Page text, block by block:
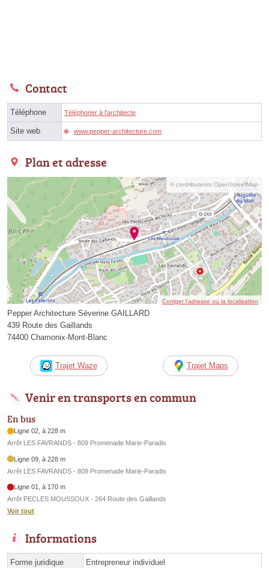
Contact
Téléphone Téléphoner à l'architecte
Site web www.pepper-architecture.com
Plan et adresse
© contributeurs OpenStreetMap
Corriger l’adresse ou la localisation
Pepper Architecture Séverine GAILLARD
439 Route des Gaillands
74400 Chamonix-Mont-Blanc
Trajet Waze Trajet Maps
Venir en transports en commun
En bus
Ligne 02, à 228 m
Arrêt LES FAVRANDS - 809 Promenade Marie-Paradis
Ligne 09, à 228 m
Arrêt LES FAVRANDS - 809 Promenade Marie-Paradis
Ligne 01, à 170 m
Arrêt PECLES MOUSSOUX - 264 Route des Gaillands
Voir tout
Informations
Forme juridique Entrepreneur individuel